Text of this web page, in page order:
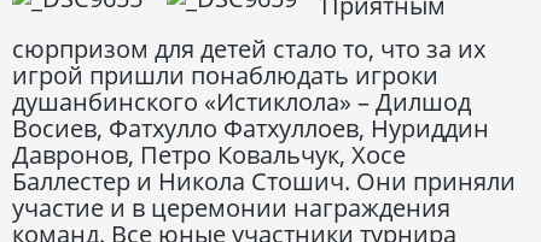
сюрпризом для детей стало то, что за их
игрой пришли понаблюдать игроки
душанбинского «Истиклола» – Дилшод
Восиев, Фатхулло Фатхуллоев, Нуриддин
Давронов, Петро Ковальчук, Хосе
Баллестер и Никола Стошич. Они приняли
участие и в церемонии награждения
команд. Все юные участники турнира